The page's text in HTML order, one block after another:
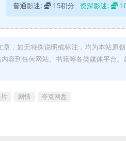
普通影迷: 15积分 资深影迷:
章，如无特殊说明或标注，均为本站原
容到任何网站、书籍等各类媒体平台
剧情 夸克网盘